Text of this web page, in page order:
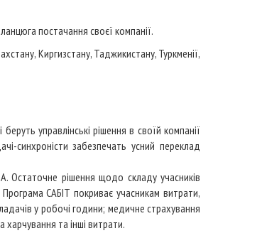
постачання своєї компанії.
Киргизстану, Таджикистану, Туркменії,
управлінські рішення в своїй компанії
синхроністи забезпечать усний переклад
Остаточне рішення щодо складу учасників
САБІТ покриває учасникам витрати,
у робочі години; медичне страхування
та інші витрати.